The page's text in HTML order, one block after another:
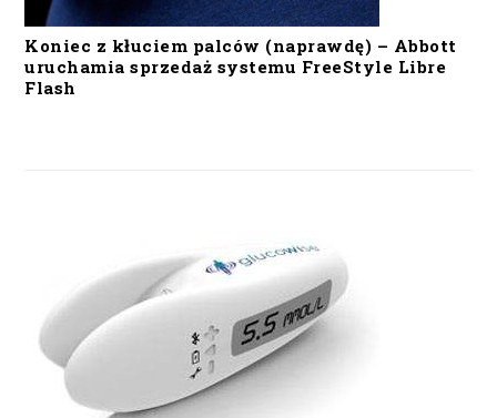
Koniec z kłuciem palców (naprawdę) – Abbott
uruchamia sprzedaż systemu FreeStyle Libre
Flash